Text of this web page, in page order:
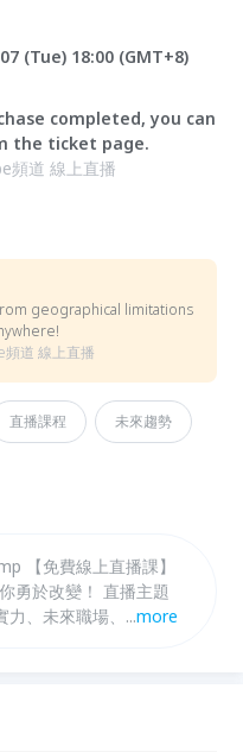
(Tue) 18:00 (GMT+8)
completed, you can
the ticket page.
頻道 線上直播
geographical limitations
道 線上直播
直播課程 未來趨勢
【免費線上直播課】
勇於改變！ 直播主題
力、未來職場、未來科
...more